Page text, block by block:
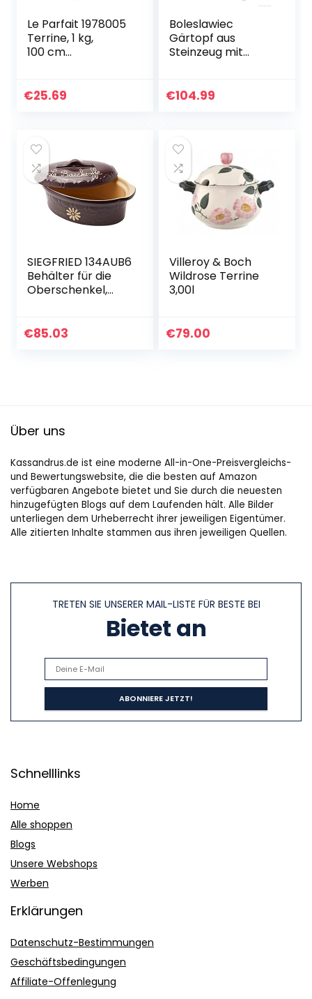
Le Parfait 1978005
Terrine, 1 kg,
100 cm
€25.69
Boleslawiec
Gärtopf aus
Steinzeug mit
Liter | braun |
€104.99
SIEGFRIED 134AUB6
Behälter für die
Oberschenkel,
€85.03
Villeroy & Boch
Wildrose Terrine
3,00l
€79.00
Über uns
Kassandrus.de ist eine moderne All-in-One-Preisvergleichs-
und Bewertungswebsite, die die besten auf Amazon
verfügbaren Angebote bietet und Sie durch die neuesten
hinzugefügten Blogs auf dem Laufenden hält. Alle Bilder
unterliegen dem Urheberrecht ihrer jeweiligen Eigentümer.
Alle zitierten Inhalte stammen aus ihren jeweiligen Quellen.
TRETEN SIE UNSERER MAIL-LISTE FÜR BESTE BEI
Bietet an
Schnelllinks
Home
Alle shoppen
Blogs
Unsere Webshops
Werben
Erklärungen
Datenschutz-Bestimmungen
Geschäftsbedingungen
Affiliate-Offenlegung